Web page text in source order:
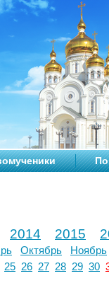
2014 2015
Октябрь Ноябрь
25 26 27 28 29 30